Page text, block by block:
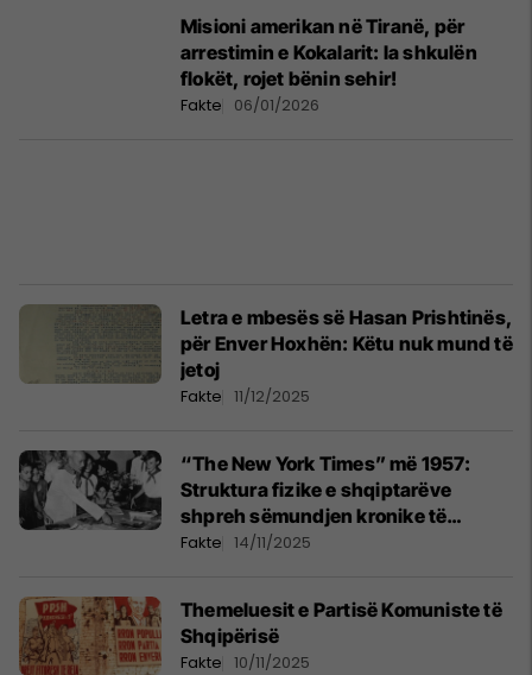
Misioni amerikan në Tiranë, për
arrestimin e Kokalarit: Ia shkulën
flokët, rojet bënin sehir!
Fakte 06/01/2026
Letra e mbesës së Hasan Prishtinës,
për Enver Hoxhën: Këtu nuk mund të
jetoj
Fakte 11/12/2025
“The New York Times” më 1957:
Struktura fizike e shqiptarëve
shpreh sëmundjen kronike të
dorëzimit
Fakte 14/11/2025
Themeluesit e Partisë Komuniste të
Shqipërisë
Fakte 10/11/2025